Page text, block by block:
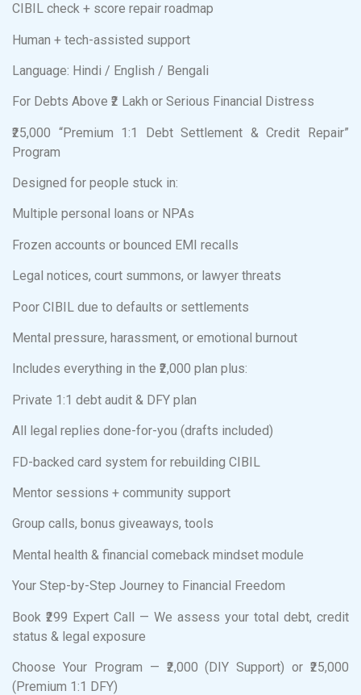
CIBIL check + score repair roadmap
Human + tech-assisted support
Language: Hindi / English / Bengali
For Debts Above ₹2 Lakh or Serious Financial Distress
₹25,000 “Premium 1:1 Debt Settlement & Credit Repair”
Program
Designed for people stuck in:
Multiple personal loans or NPAs
Frozen accounts or bounced EMI recalls
Legal notices, court summons, or lawyer threats
Poor CIBIL due to defaults or settlements
Mental pressure, harassment, or emotional burnout
Includes everything in the ₹2,000 plan plus:
Private 1:1 debt audit & DFY plan
All legal replies done-for-you (drafts included)
FD-backed card system for rebuilding CIBIL
Mentor sessions + community support
Group calls, bonus giveaways, tools
Mental health & financial comeback mindset module
Your Step-by-Step Journey to Financial Freedom
Book ₹299 Expert Call — We assess your total debt, credit
status & legal exposure
Choose Your Program — ₹2,000 (DIY Support) or ₹25,000
(Premium 1:1 DFY)